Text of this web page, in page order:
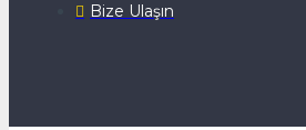
Bize Ulaşın